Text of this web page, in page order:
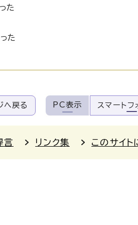
た
た
へ戻る PC表示 スマートフ
言 リンク集 このサイト